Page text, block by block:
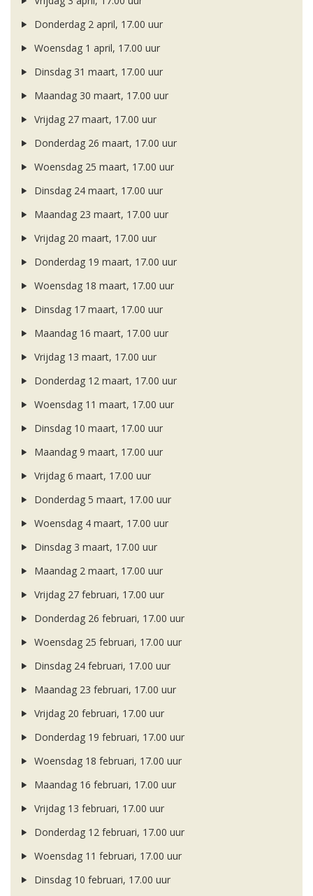
Donderdag 2 april, 17.00 uur
Woensdag 1 april, 17.00 uur
Dinsdag 31 maart, 17.00 uur
Maandag 30 maart, 17.00 uur
Vrijdag 27 maart, 17.00 uur
Donderdag 26 maart, 17.00 uur
Woensdag 25 maart, 17.00 uur
Dinsdag 24 maart, 17.00 uur
Maandag 23 maart, 17.00 uur
Vrijdag 20 maart, 17.00 uur
Donderdag 19 maart, 17.00 uur
Woensdag 18 maart, 17.00 uur
Dinsdag 17 maart, 17.00 uur
Maandag 16 maart, 17.00 uur
Vrijdag 13 maart, 17.00 uur
Donderdag 12 maart, 17.00 uur
Woensdag 11 maart, 17.00 uur
Dinsdag 10 maart, 17.00 uur
Maandag 9 maart, 17.00 uur
Vrijdag 6 maart, 17.00 uur
Donderdag 5 maart, 17.00 uur
Woensdag 4 maart, 17.00 uur
Dinsdag 3 maart, 17.00 uur
Maandag 2 maart, 17.00 uur
Vrijdag 27 februari, 17.00 uur
Donderdag 26 februari, 17.00 uur
Woensdag 25 februari, 17.00 uur
Dinsdag 24 februari, 17.00 uur
Maandag 23 februari, 17.00 uur
Vrijdag 20 februari, 17.00 uur
Donderdag 19 februari, 17.00 uur
Woensdag 18 februari, 17.00 uur
Maandag 16 februari, 17.00 uur
Vrijdag 13 februari, 17.00 uur
Donderdag 12 februari, 17.00 uur
Woensdag 11 februari, 17.00 uur
Dinsdag 10 februari, 17.00 uur